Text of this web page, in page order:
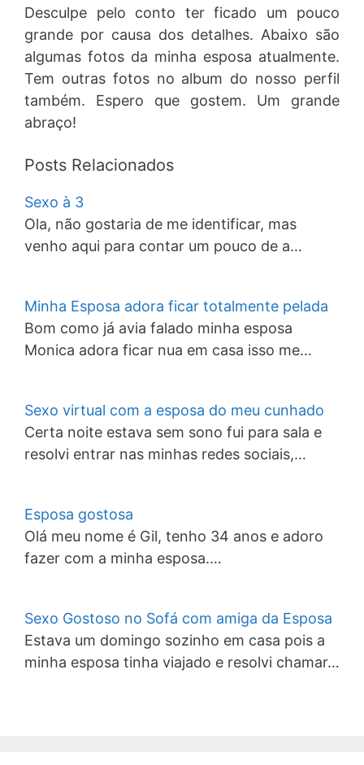
Desculpe pelo conto ter ficado um pouco
grande por causa dos detalhes. Abaixo são
algumas fotos da minha esposa atualmente.
Tem outras fotos no album do nosso perfil
também. Espero que gostem. Um grande
abraço!
Posts Relacionados
Sexo à 3
Ola, não gostaria de me identificar, mas
venho aqui para contar um pouco de a…
Minha Esposa adora ficar totalmente pelada
Bom como já avia falado minha esposa
Monica adora ficar nua em casa isso me…
Sexo virtual com a esposa do meu cunhado
Certa noite estava sem sono fui para sala e
resolvi entrar nas minhas redes sociais,…
Esposa gostosa
Olá meu nome é Gil, tenho 34 anos e adoro
fazer com a minha esposa.…
Sexo Gostoso no Sofá com amiga da Esposa
Estava um domingo sozinho em casa pois a
minha esposa tinha viajado e resolvi chamar…